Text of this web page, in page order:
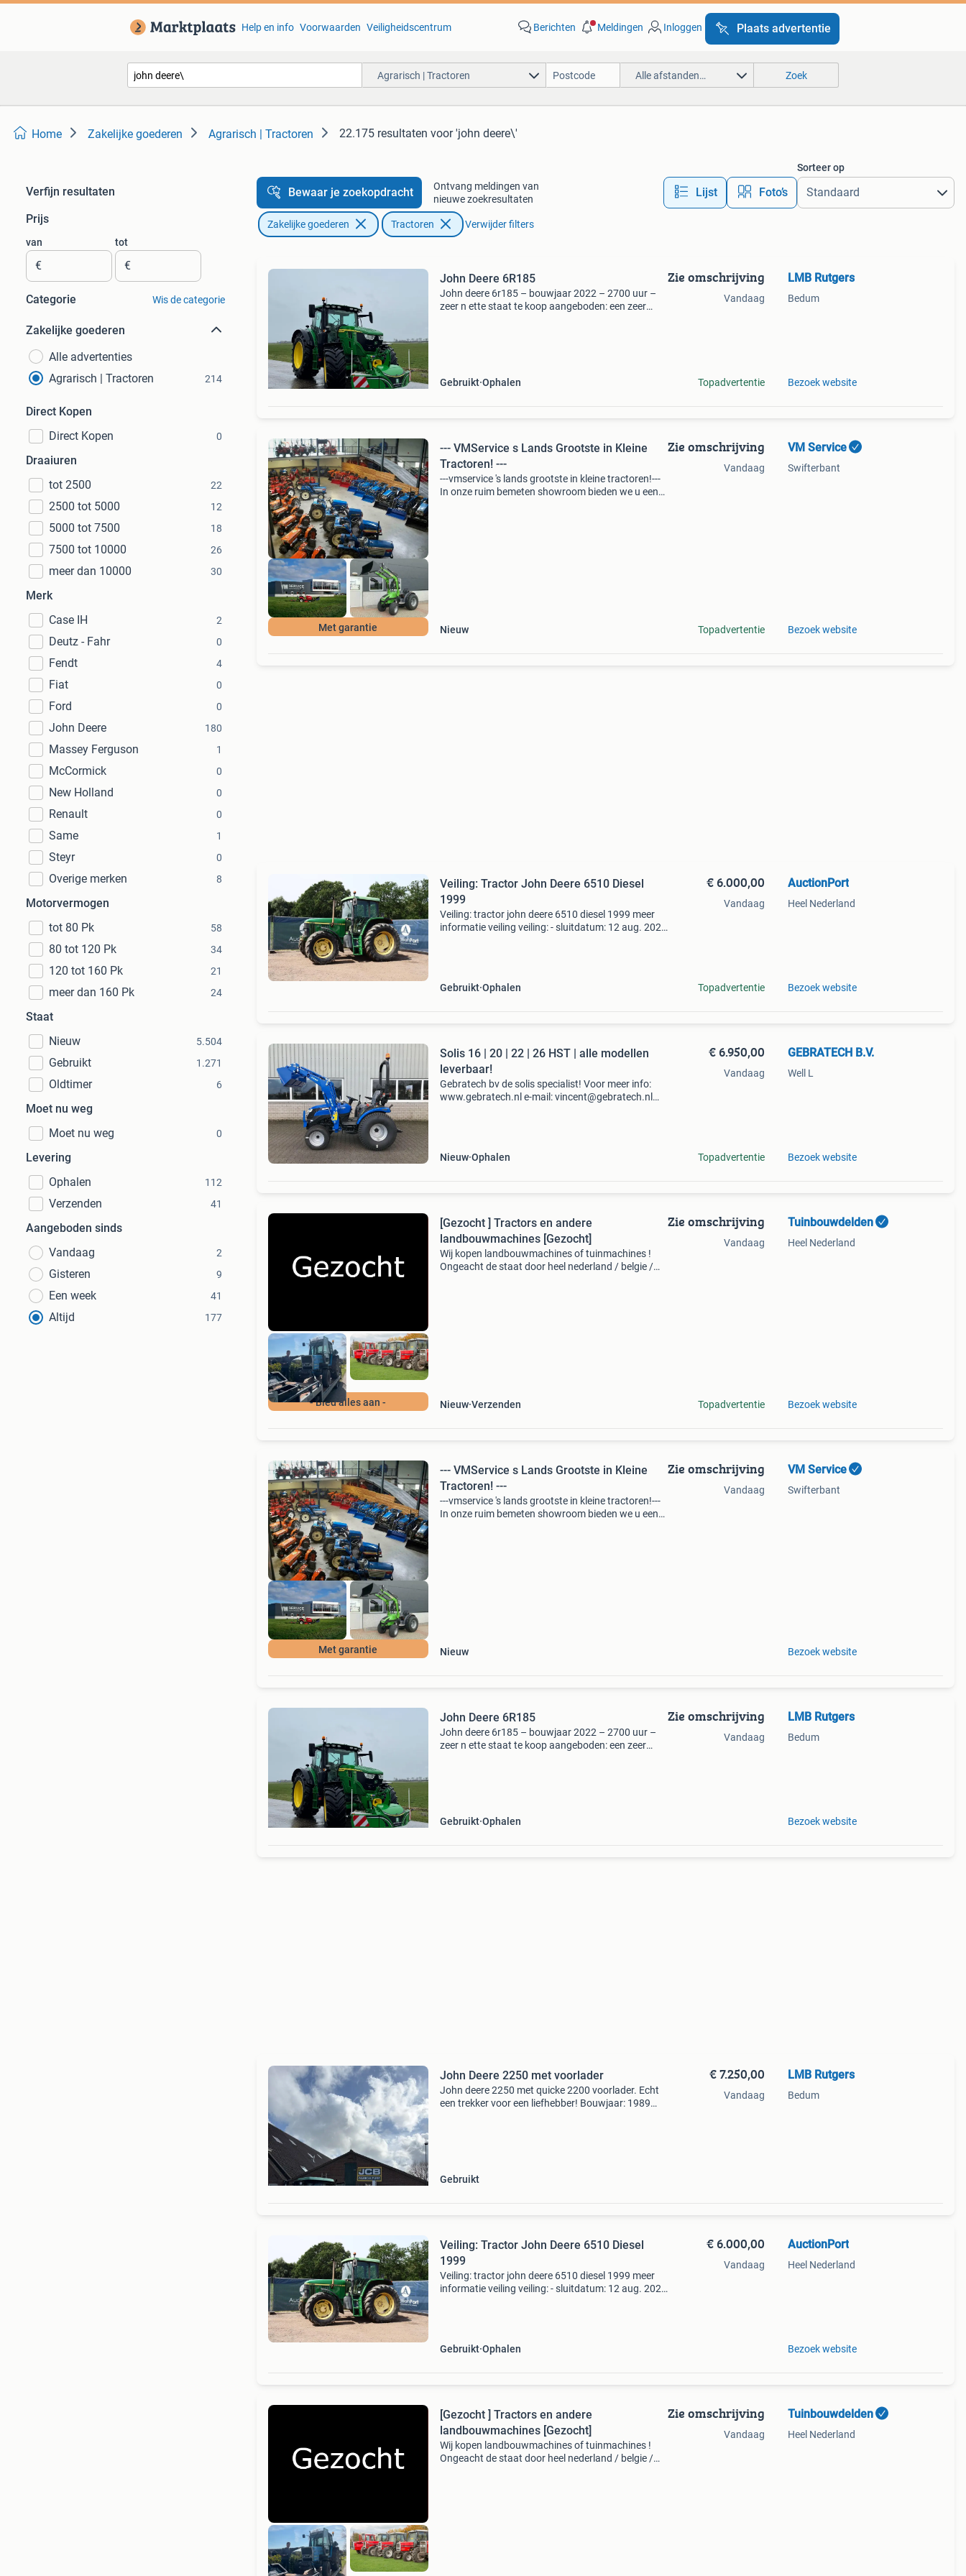
Help en info Voorwaarden Veiligheidscentrum Berichten Meldingen Inloggen Plaats advertentie
Agrarisch | Tractoren Alle afstanden… Zoek
Home Zakelijke goederen Agrarisch | Tractoren 22.175 resultaten voor 'john deere\'
Verfijn resultaten
Prijs
van
€
tot
€
Categorie Wis de categorie
Zakelijke goederen
Alle advertenties
Agrarisch | Tractoren
214
Direct Kopen
Direct Kopen
0
Draaiuren
tot 2500
22
2500 tot 5000 12
5000 tot 7500 18
7500 tot 10000 26
meer dan 10000 30
Merk
Case IH
2
Deutz - Fahr 0
Fendt 4
Fiat 0
Ford 0
John Deere 180
Massey Ferguson 1
McCormick 0
New Holland 0
Renault 0
Same 1
Steyr 0
Overige merken 8
Motorvermogen
tot 80 Pk
58
80 tot 120 Pk 34
120 tot 160 Pk 21
meer dan 160 Pk 24
Staat
Nieuw
5.504
Gebruikt 1.271
Oldtimer 6
Moet nu weg
Moet nu weg
0
Levering
Ophalen
112
Verzenden 41
Aangeboden sinds
Vandaag
2
Gisteren 9
Een week 41
Altijd 177
Bewaar je zoekopdracht
Ontvang meldingen van
nieuwe zoekresultaten
Lijst Foto’s
Sorteer op
Zakelijke goederen Tractoren Verwijder filters
John Deere 6R185
John deere 6r185 – bouwjaar 2022 – 2700 uur –
zeer n ette staat te koop aangeboden: een zeer
Gebruikt Ophalen
Zie omschrijving
Vandaag
Topadvertentie
LMB Rutgers
Bedum
Bezoek website
Met garantie
--- VMService s Lands Grootste in Kleine
Tractoren! ---
---vmservice 's lands grootste in kleine tractoren!---
In onze ruim bemeten showroom bieden we u een
Nieuw
Zie omschrijving
Vandaag
Topadvertentie
VM Service
Swifterbant
Bezoek website
Veiling: Tractor John Deere 6510 Diesel
1999
Veiling: tractor john deere 6510 diesel 1999 meer
informatie veiling veiling: - sluitdatum: 12 aug. 2026
Gebruikt Ophalen
€ 6.000,00
Vandaag
Topadvertentie
AuctionPort
Heel Nederland
Bezoek website
Solis 16 | 20 | 22 | 26 HST | alle modellen
leverbaar!
Gebratech bv de solis specialist! Voor meer info:
www.gebratech.nl e-mail: vincent@gebratech.nl
Nieuw Ophalen
€ 6.950,00
Vandaag
Topadvertentie
GEBRATECH B.V.
Well L
Bezoek website
- Bied alles aan -
[Gezocht ] Tractors en andere
landbouwmachines [Gezocht]
Wij kopen landbouwmachines of tuinmachines !
Ongeacht de staat door heel nederland / belgie /
Nieuw Verzenden
Zie omschrijving
Vandaag
Topadvertentie
Tuinbouwdelden
Heel Nederland
Bezoek website
Met garantie
--- VMService s Lands Grootste in Kleine
Tractoren! ---
---vmservice 's lands grootste in kleine tractoren!---
In onze ruim bemeten showroom bieden we u een
Nieuw
Zie omschrijving
Vandaag
VM Service
Swifterbant
Bezoek website
John Deere 6R185
John deere 6r185 – bouwjaar 2022 – 2700 uur –
zeer n ette staat te koop aangeboden: een zeer
Gebruikt Ophalen
Zie omschrijving
Vandaag
LMB Rutgers
Bedum
Bezoek website
John Deere 2250 met voorlader
John deere 2250 met quicke 2200 voorlader. Echt
een trekker voor een liefhebber! Bouwjaar: 1989
Gebruikt
€ 7.250,00
Vandaag
LMB Rutgers
Bedum
Veiling: Tractor John Deere 6510 Diesel
1999
Veiling: tractor john deere 6510 diesel 1999 meer
informatie veiling veiling: - sluitdatum: 12 aug. 2026
Gebruikt Ophalen
€ 6.000,00
Vandaag
AuctionPort
Heel Nederland
Bezoek website
[Gezocht ] Tractors en andere
landbouwmachines [Gezocht]
Wij kopen landbouwmachines of tuinmachines !
Ongeacht de staat door heel nederland / belgie /
Zie omschrijving
Vandaag
Tuinbouwdelden
Heel Nederland